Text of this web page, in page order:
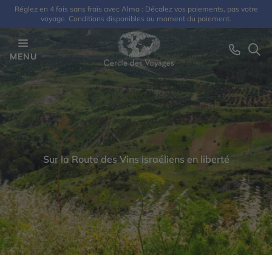
Réglez en 4 fois sans frais avec Alma : Décalez vos paiements, pas votre
voyage. Conditions disponibles au moment du paiement.
MENU
Sur la Route des Vins israéliens en liberté